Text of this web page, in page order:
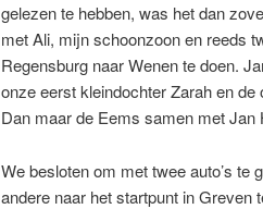
gelezen te hebben, was het dan
met Ali, mijn schoonzoon en reeds
Regensburg naar Wenen te doen.
onze eerst kleindochter Zarah en de
Dan maar de Eems samen met Jan
We besloten om met twee auto’s te
andere naar het startpunt in Greven